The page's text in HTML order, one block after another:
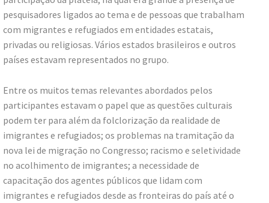
pesquisadores ligados ao tema e de pessoas que trabalham
com migrantes e refugiados em entidades estatais,
privadas ou religiosas. Vários estados brasileiros e outros
países estavam representados no grupo.
Entre os muitos temas relevantes abordados pelos
participantes estavam o papel que as questões culturais
podem ter para além da folclorização da realidade de
imigrantes e refugiados; os problemas na tramitação da
nova lei de migração no Congresso; racismo e seletividade
no acolhimento de imigrantes; a necessidade de
capacitação dos agentes públicos que lidam com
imigrantes e refugiados desde as fronteiras do país até o